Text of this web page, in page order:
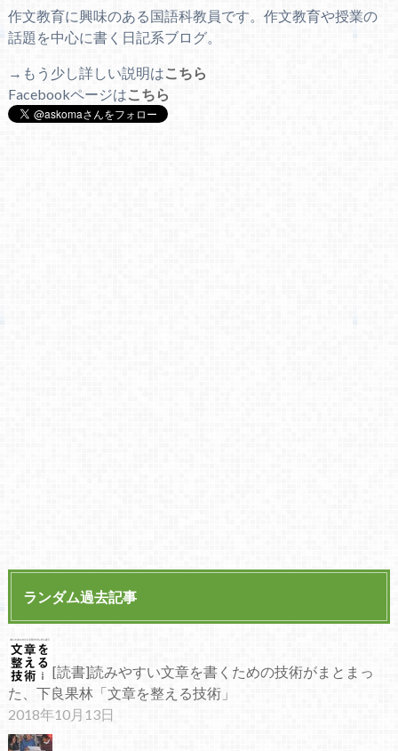
作文教育に興味のある国語科教員です。作文教育や授業の
話題を中心に書く日記系ブログ。
→もう少し詳しい説明はこちら
Facebookページはこちら
ランダム過去記事
[読書]読みやすい文章を書くための技術がまとまっ
た、下良果林「文章を整える技術」
2018年10月13日